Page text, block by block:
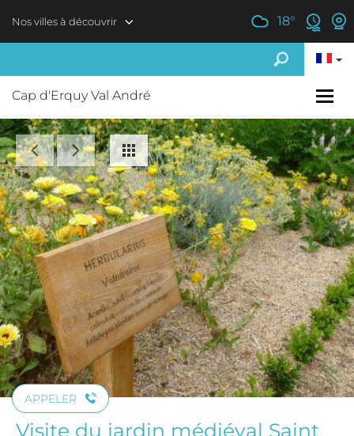
Nos villes à découvrir 18°
Cap d'Erquy Val André
APPELER
Visite du jardin médiéval Saint